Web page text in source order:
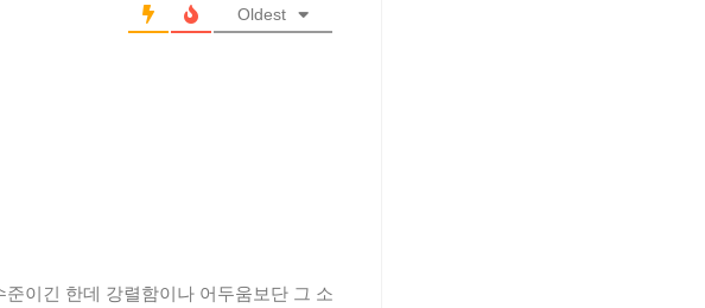
Oldest
이긴 한데 강렬함이나 어두움보단 그 소